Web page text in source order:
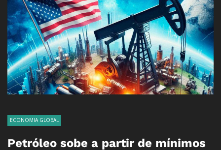
ECONOMIA GLOBAL
Petróleo sobe a partir de mínimos